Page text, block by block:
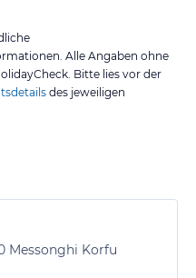
Alle Angaben ohne
Bitte lies vor der
des jeweiligen
Messonghi Korfu